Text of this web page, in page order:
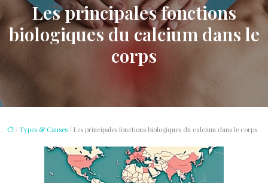
Les principales fonctions
biologiques du calcium dans le
corps
/ Types & Causes / Les principales fonctions biologiques du calcium dans le corps